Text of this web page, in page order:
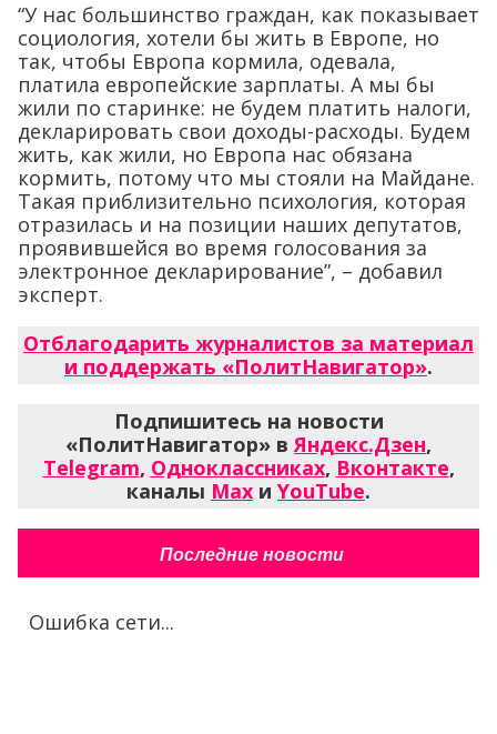
“У нас большинство граждан, как показывает
социология, хотели бы жить в Европе, но
так, чтобы Европа кормила, одевала,
платила европейские зарплаты. А мы бы
жили по старинке: не будем платить налоги,
декларировать свои доходы-расходы. Будем
жить, как жили, но Европа нас обязана
кормить, потому что мы стояли на Майдане.
Такая приблизительно психология, которая
отразилась и на позиции наших депутатов,
проявившейся во время голосования за
электронное декларирование”, – добавил
эксперт.
Отблагодарить журналистов за материал
и поддержать «ПолитНавигатор».
Подпишитесь на новости
«ПолитНавигатор» вЯндекс.Дзен,
Telegram, Одноклассниках, Вконтакте,
каналы Max и YouTube.
Последние новости
Ошибка сети...